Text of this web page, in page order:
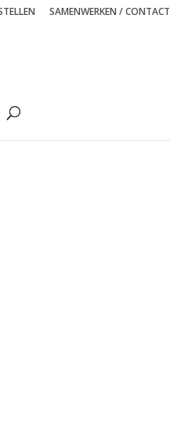
SAMENWERKEN / CONTACT